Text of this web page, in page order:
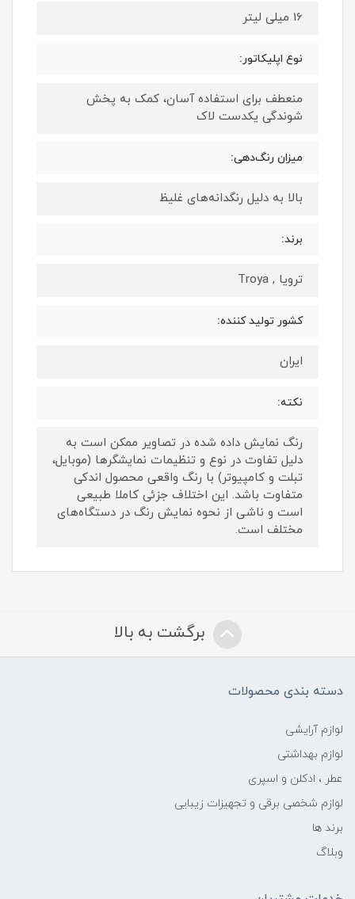
16 میلی لیتر
نوع اپلیکاتور:
منعطف برای استفاده آسان، کمک به پخش
شوندگی یکدست لاک
میزان رنگ‌دهی:
بالا به دلیل رنگدانه‌های غلیظ
برند:
ترویا , Troya
کشور تولید کننده:
ایران
نکته:
رنگ نمایش داده‌ شده در تصاویر ممکن است به
دلیل تفاوت در نوع و تنظیمات نمایشگرها (موبایل،
تبلت و کامپیوتر) با رنگ واقعی محصول اندکی
متفاوت باشد. این اختلاف جزئی کاملا طبیعی
است و ناشی از نحوه نمایش رنگ در دستگاه‌های
مختلف است.
برگشت به بالا
دسته بندی محصولات
لوازم آرایشی
لوازم بهداشتی
عطر ، ادکلن و اسپری
لوازم شخصی برقی و تجهیزات زیبایی
برند ها
وبلاگ